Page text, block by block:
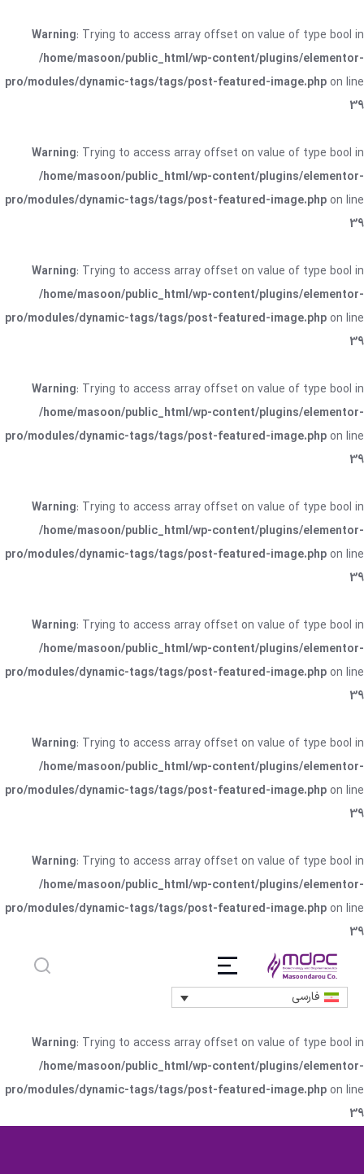
Warning: Trying to access array offset on value of type bool in
/home/masoon/public_html/wp-content/plugins/elementor-
pro/modules/dynamic-tags/tags/post-featured-image.phpon line
39
Warning: Trying to access array offset on value of type bool in
/home/masoon/public_html/wp-content/plugins/elementor-
pro/modules/dynamic-tags/tags/post-featured-image.phpon line
39
Warning: Trying to access array offset on value of type bool in
/home/masoon/public_html/wp-content/plugins/elementor-
pro/modules/dynamic-tags/tags/post-featured-image.phpon line
39
Warning: Trying to access array offset on value of type bool in
/home/masoon/public_html/wp-content/plugins/elementor-
pro/modules/dynamic-tags/tags/post-featured-image.phpon line
39
Warning: Trying to access array offset on value of type bool in
/home/masoon/public_html/wp-content/plugins/elementor-
pro/modules/dynamic-tags/tags/post-featured-image.phpon line
39
Warning: Trying to access array offset on value of type bool in
/home/masoon/public_html/wp-content/plugins/elementor-
pro/modules/dynamic-tags/tags/post-featured-image.phpon line
39
Warning: Trying to access array offset on value of type bool in
/home/masoon/public_html/wp-content/plugins/elementor-
pro/modules/dynamic-tags/tags/post-featured-image.phpon line
39
Warning: Trying to access array offset on value of type bool in
/home/masoon/public_html/wp-content/plugins/elementor-
pro/modules/dynamic-tags/tags/post-featured-image.phpon line
39
فارسی
Warning: Trying to access array offset on value of type bool in
/home/masoon/public_html/wp-content/plugins/elementor-
pro/modules/dynamic-tags/tags/post-featured-image.phpon line
39